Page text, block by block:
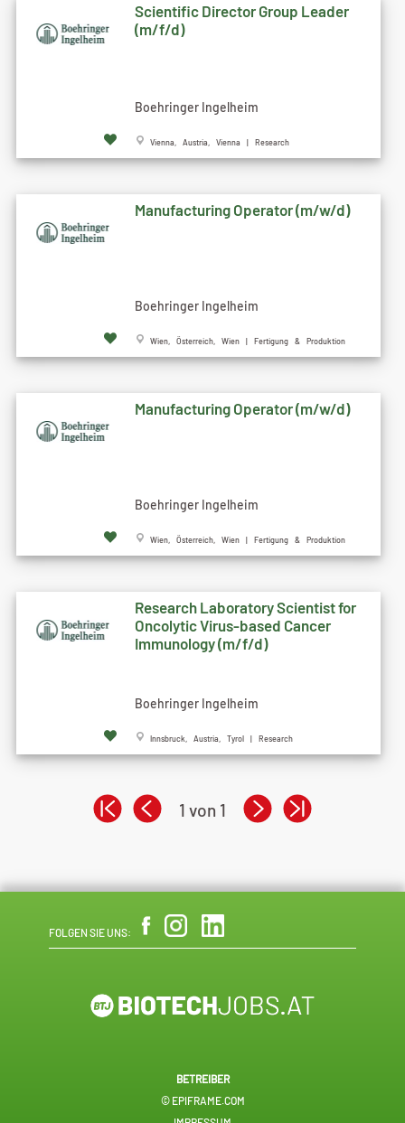
Scientific Director Group Leader
(m/f/d)
Boehringer Ingelheim
Vienna, Austria, Vienna | Research
Manufacturing Operator (m/w/d)
Boehringer Ingelheim
Wien, Österreich, Wien | Fertigung & Produktion
Manufacturing Operator (m/w/d)
Boehringer Ingelheim
Wien, Österreich, Wien | Fertigung & Produktion
Research Laboratory Scientist for
Oncolytic Virus-based Cancer
Immunology (m/f/d)
Boehringer Ingelheim
Innsbruck, Austria, Tyrol | Research
1 von 1
FOLGEN SIE UNS:
BETREIBER
© EPIFRAME.COM